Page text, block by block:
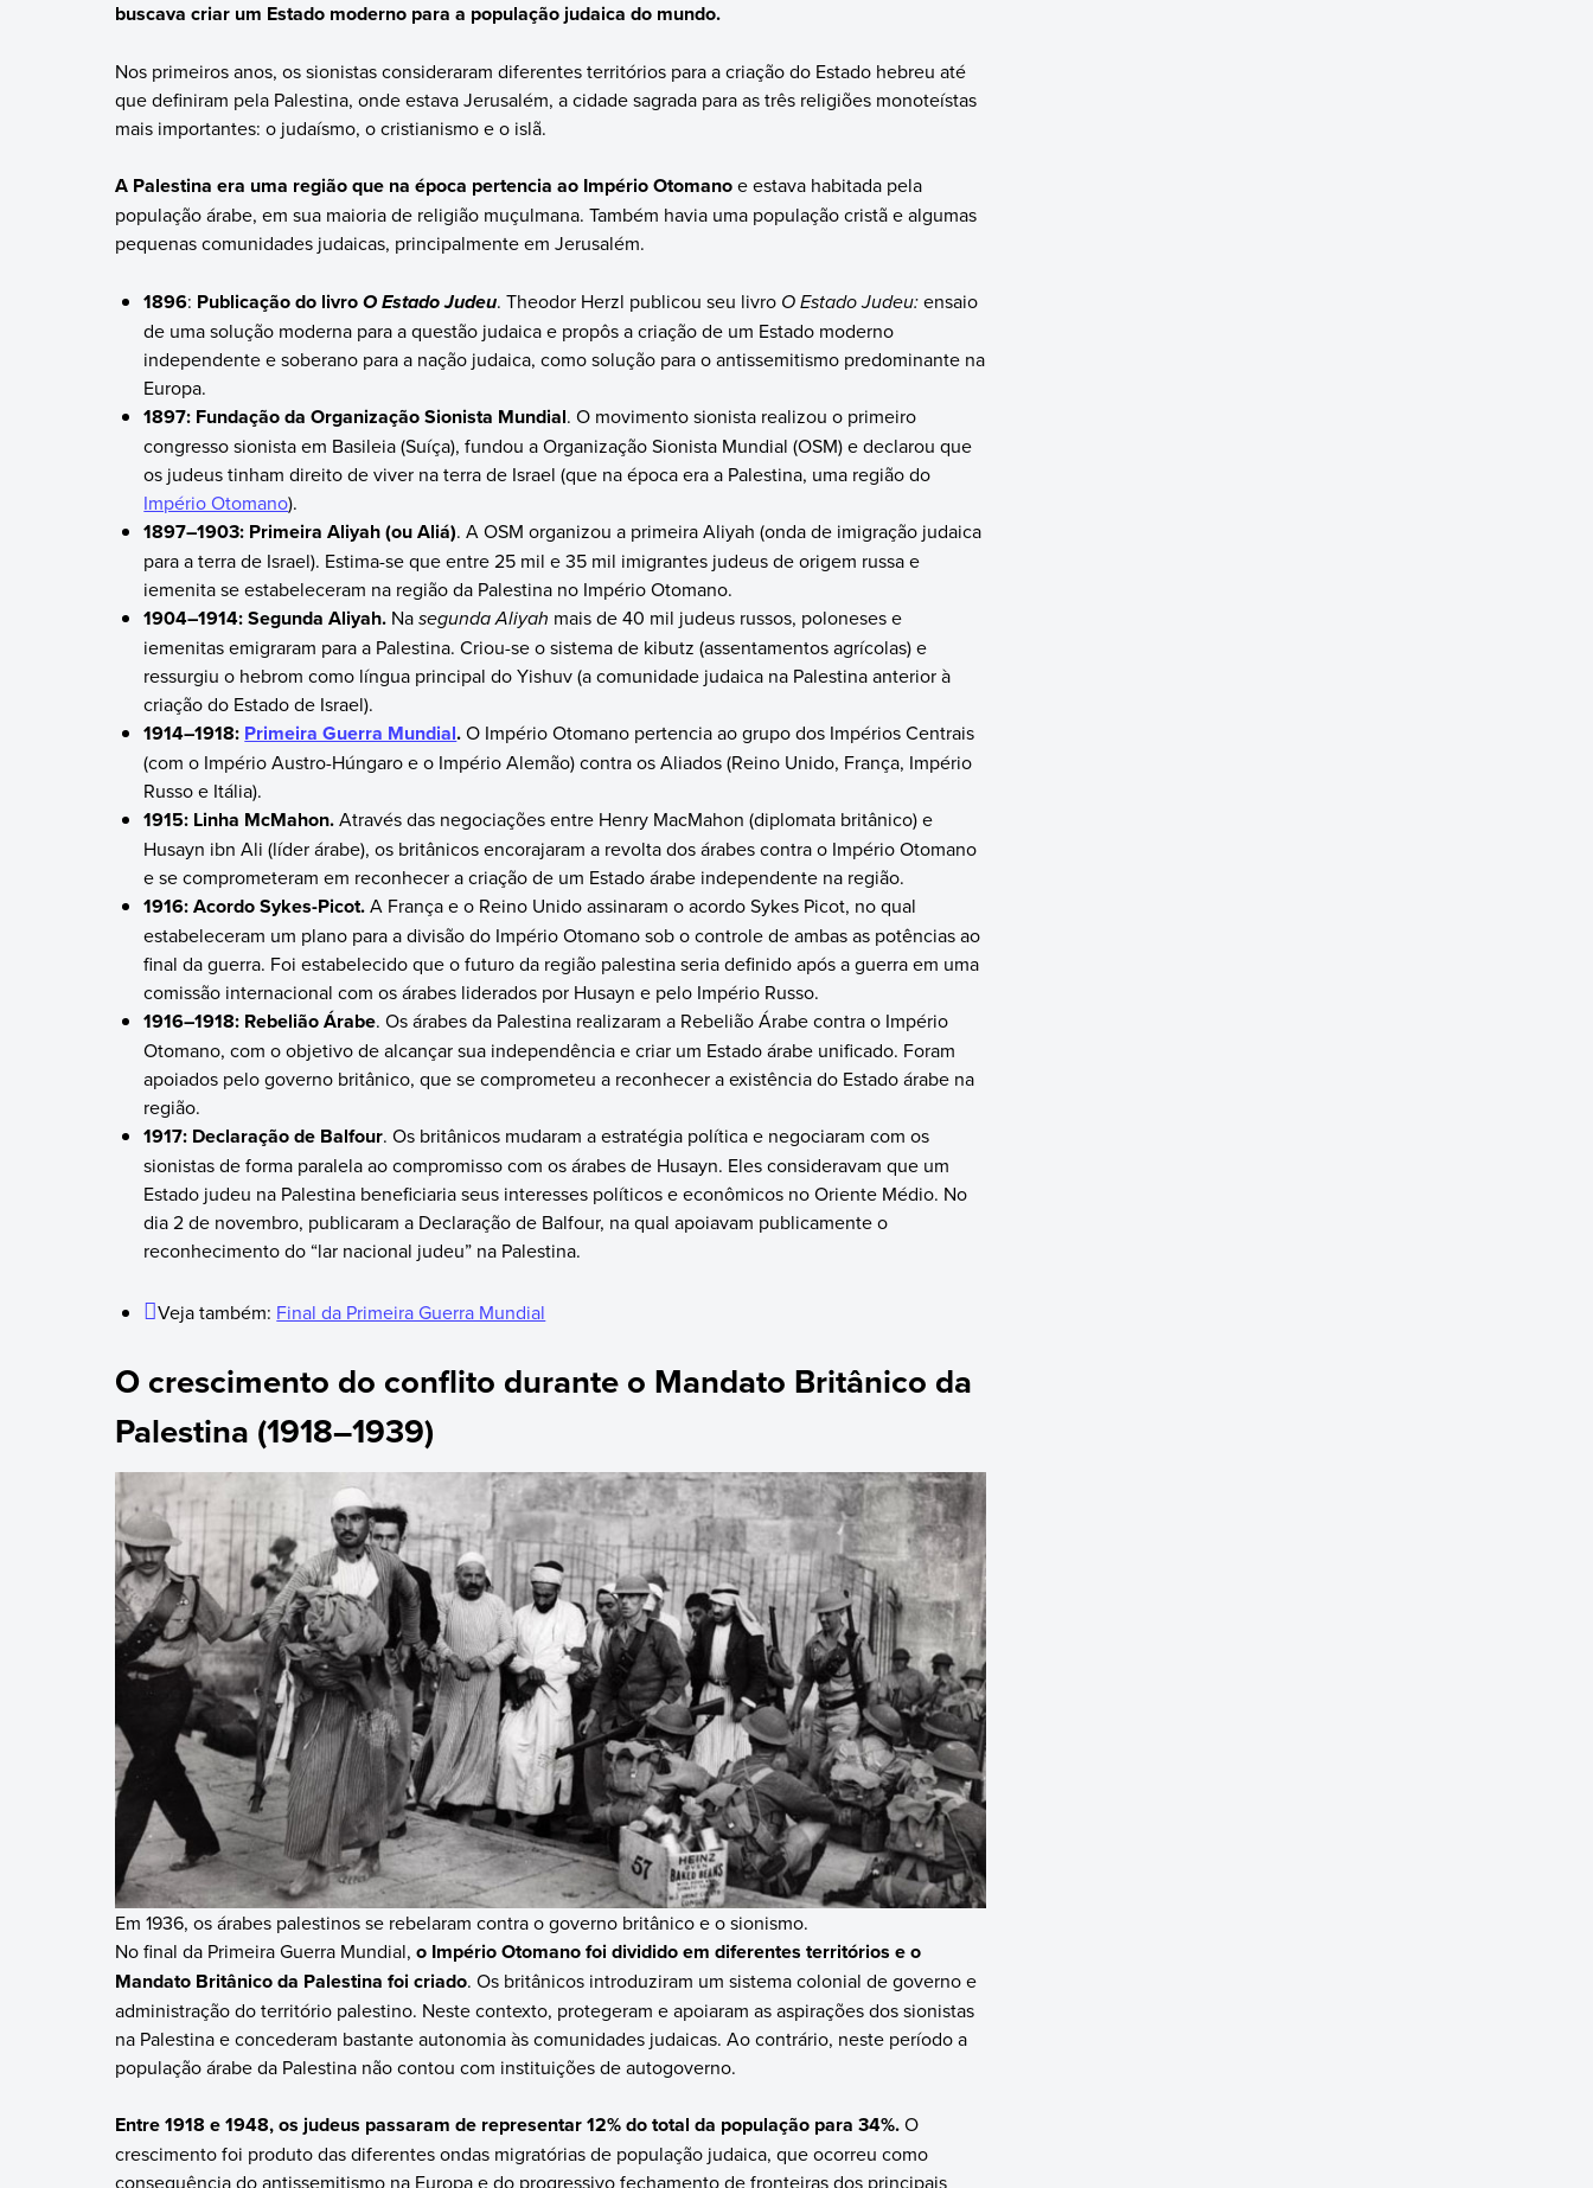
buscava criar um Estado moderno para a população judaica do mundo.
Nos primeiros anos, os sionistas consideraram diferentes territórios para a criação do Estado hebreu até
que definiram pela Palestina, onde estava Jerusalém, a cidade sagrada para as três religiões monoteístas
mais importantes: o judaísmo, o cristianismo e o islã.
A Palestina era uma região que na época pertencia ao Império Otomanoe estava habitada pela
população árabe, em sua maioria de religião muçulmana. Também havia uma população cristã e algumas
pequenas comunidades judaicas, principalmente em Jerusalém.
1896: Publicação do livro O Estado Judeu. Theodor Herzl publicou seu livro O Estado Judeu:ensaio
de uma solução moderna para a questão judaica e propôs a criação de um Estado moderno
independente e soberano para a nação judaica, como solução para o antissemitismo predominante na
Europa.
1897: Fundação da Organização Sionista Mundial. O movimento sionista realizou o primeiro
congresso sionista em Basileia (Suíça), fundou a Organização Sionista Mundial (OSM) e declarou que
os judeus tinham direito de viver na terra de Israel (que na época era a Palestina, uma região do
Império Otomano).
1897–1903: Primeira Aliyah (ou Aliá). A OSM organizou a primeira Aliyah (onda de imigração judaica
para a terra de Israel). Estima-se que entre 25 mil e 35 mil imigrantes judeus de origem russa e
iemenita se estabeleceram na região da Palestina no Império Otomano.
1904–1914: Segunda Aliyah. Nasegunda Aliyah mais de 40 mil judeus russos, poloneses e
iemenitas emigraram para a Palestina. Criou-se o sistema de kibutz (assentamentos agrícolas) e
ressurgiu o hebrom como língua principal do Yishuv (a comunidade judaica na Palestina anterior à
criação do Estado de Israel).
1914–1918: Primeira Guerra Mundial.O Império Otomano pertencia ao grupo dos Impérios Centrais
(com o Império Austro-Húngaro e o Império Alemão) contra os Aliados (Reino Unido, França, Império
Russo e Itália).
1915: Linha McMahon.Através das negociações entre Henry MacMahon (diplomata britânico) e
Husayn ibn Ali (líder árabe), os britânicos encorajaram a revolta dos árabes contra o Império Otomano
e se comprometeram em reconhecer a criação de um Estado árabe independente na região.
1916: Acordo Sykes-Picot.A França e o Reino Unido assinaram o acordo Sykes Picot, no qual
estabeleceram um plano para a divisão do Império Otomano sob o controle de ambas as potências ao
final da guerra. Foi estabelecido que o futuro da região palestina seria definido após a guerra em uma
comissão internacional com os árabes liderados por Husayn e pelo Império Russo.
1916–1918: Rebelião Árabe. Os árabes da Palestina realizaram a Rebelião Árabe contra o Império
Otomano, com o objetivo de alcançar sua independência e criar um Estado árabe unificado. Foram
apoiados pelo governo britânico, que se comprometeu a reconhecer a existência do Estado árabe na
região.
1917: Declaração de Balfour. Os britânicos mudaram a estratégia política e negociaram com os
sionistas de forma paralela ao compromisso com os árabes de Husayn. Eles consideravam que um
Estado judeu na Palestina beneficiaria seus interesses políticos e econômicos no Oriente Médio. No
dia 2 de novembro, publicaram a Declaração de Balfour, na qual apoiavam publicamente o
reconhecimento do “lar nacional judeu” na Palestina.
Veja também: Final da Primeira Guerra Mundial
O crescimento do conflito durante o Mandato Britânico da
Palestina (1918–1939)
Em 1936, os árabes palestinos se rebelaram contra o governo britânico e o sionismo.
No final da Primeira Guerra Mundial, o Império Otomano foi dividido em diferentes territórios e o
Mandato Britânico da Palestina foi criado. Os britânicos introduziram um sistema colonial de governo e
administração do território palestino. Neste contexto, protegeram e apoiaram as aspirações dos sionistas
na Palestina e concederam bastante autonomia às comunidades judaicas. Ao contrário, neste período a
população árabe da Palestina não contou com instituições de autogoverno.
Entre 1918 e 1948, os judeus passaram de representar 12% do total da população para 34%.O
crescimento foi produto das diferentes ondas migratórias de população judaica, que ocorreu como
consequência do antissemitismo na Europa e do progressivo fechamento de fronteiras dos principais